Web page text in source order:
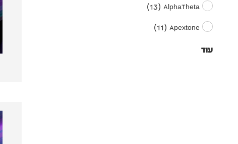
AlphaTheta
(
13
)
Apextone
(
11
)
עוד